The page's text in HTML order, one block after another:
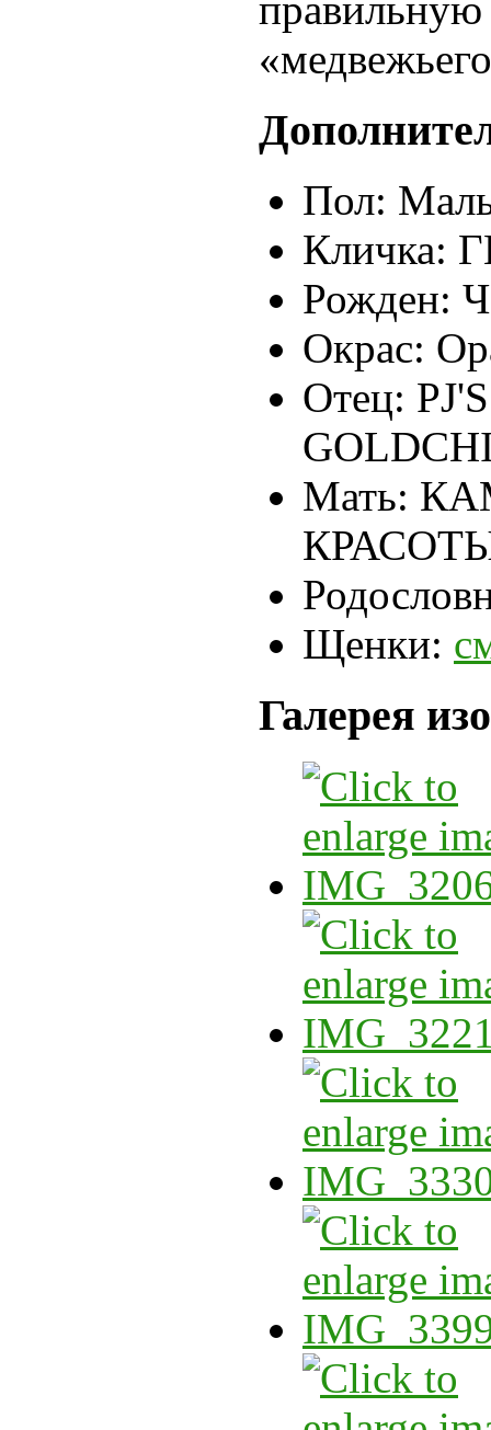
Пол:
Кличка:
Рожден:
Окрас:
Отец:
Мать:
Щенки:
Галерея